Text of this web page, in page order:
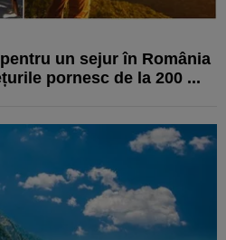
un sejur în România
pornesc de la 200 ...